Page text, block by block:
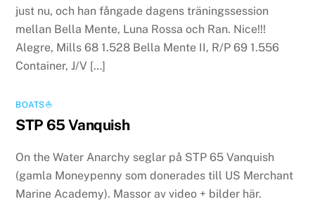
just nu, och han fångade dagens träningssession
mellan Bella Mente, Luna Rossa och Ran. Nice!!!
Alegre, Mills 68 1.528 Bella Mente II, R/P 69 1.556
Container, J/V […]
BOATS⛵️
STP 65 Vanquish
On the Water Anarchy seglar på STP 65 Vanquish
(gamla Moneypenny som donerades till US Merchant
Marine Academy). Massor av video + bilder här.